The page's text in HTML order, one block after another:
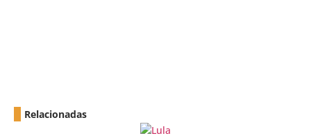
Relacionadas